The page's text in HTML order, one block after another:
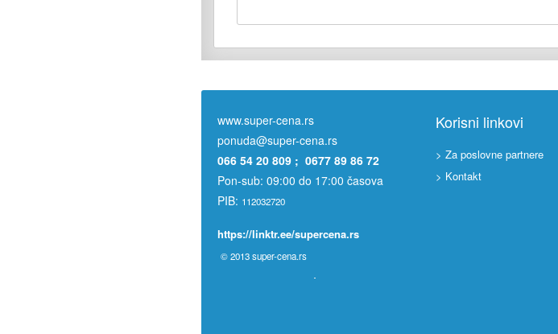
www.super-cena.rs
ponuda@super-cena.rs
066 54 20 809 ; 0677 89 86 72
Pon-sub: 09:00 do 17:00 časova
PIB: 112032720
https://linktr.ee/supercena.rs
© 2013super-cena.rs
Korisni linkovi
> Za poslovne partnere
> Kontakt